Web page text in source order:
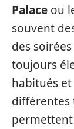
Palace ou
souvent
des
toujours
habitués et
différentes
permettent